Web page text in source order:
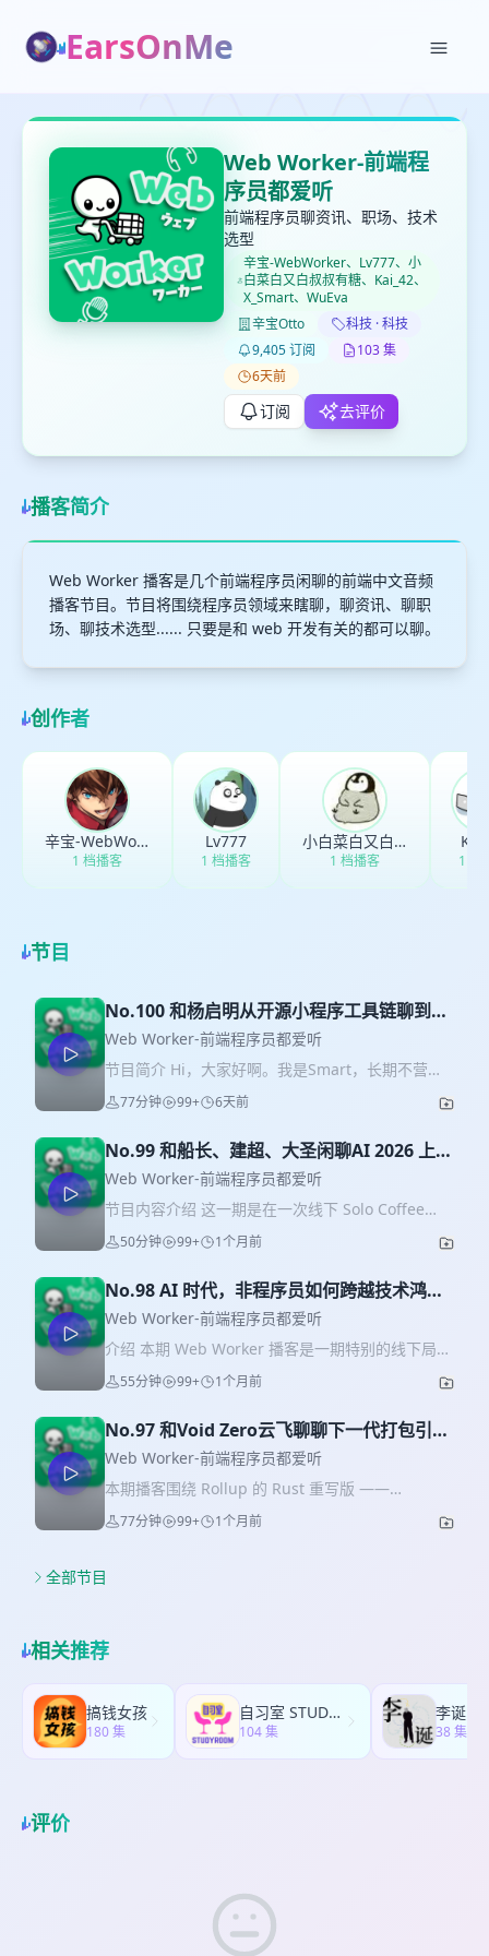
EarsOnMe
Web Worker-前端程
序员都爱听
前端程序员聊资讯、职场、技术
选型
辛宝-WebWorker、Lv777、小
白菜白又白叔叔有糖、Kai_42、
X_Smart、WuEva
辛宝Otto
科技 · 科技
9,405 订阅
103 集
6天前
订阅 去评价
播客简介
Web Worker 播客是几个前端程序员闲聊的前端中文音频
播客节目。节目将围绕程序员领域来瞎聊，聊资讯、聊职
场、聊技术选型...... 只要是和 web 开发有关的都可以聊。
创作者
辛宝-WebWorker
1 档播客
Lv777
1 档播客
小白菜白又白叔叔有糖
1 档播客 1 档
节目
No.100 和杨启明从开源小程序工具链聊到
「老头们的快乐生活」
Web Worker-前端程序员都爱听
节目简介 Hi，大家好啊。我是Smart，长期不营业
请大家原谅开头的嘴瓢。在本期中我们邀请到了杨
启明大佬。我们从他的创业与开源经历聊起，讨论
如何改变跨端框架、后台系统、测试门禁和工程师
的工作方式。 节目后半段，杨启明还分享了把
Tailwind CSS 生态带进小程序的起点、对原子化样
式的理解，以及短视频账号「老头们的快乐生活」
如何把一线开发的经历做成内容。 第 100 期特殊活
会送出一本书。 时间轴 01:28 大会分享：把 AI 带
入小程序开发工具链 02:40 从实习、创业到全栈式
补齐技术栈 05:11 如何进入开源社区，早期的 C#
与 Serverless 贡献 07:25 Serverless 社区的人与项
目：孙远高、anycodes、朱峰、谢扬 14:42 从小程
序出发做多端：为什么不沿用 Web 的思路 16:39 渐
进式与零运行时：工具链可以怎样接入原生小程序
23:59 AI 让跨端开发更轻，框架还需要提供什么价
值 35:22 为什么把 Tailwind CSS 生态带进小程序
37:19 原子化 CSS 的价值：提高代码的信息密度，
也更适合人和 AI 阅读 41:11 什么是高潜人才，及
anycodes 的开源与 AI 产品经历 43:02 Serverless
号「老头们的快乐生活」 52:20 从视频生成平台到
程序员段子，内容是怎样做出来的 56:59 AI 时代的
学习：多问、多做，用实践校验结果 01:09:43 生
态、语料与 AI：为什么 React 更像一种思想
01:10:31 给初中级开发者的建议：学习能力与执行
能力 01:14:13 不给自己设限：离真实需求更近的
77分钟 99+ 6天前
No.99 和船长、建超、大圣闲聊AI 2026 上半
场 Solo Coffee Talk
Web Worker-前端程序员都爱听
节目内容介绍 这一期是在一次线下 Solo Coffee
Talk 活动之后录制的现场闲聊。几位嘉宾从活动感
受聊起，讨论了 AI 工具从程序员圈层扩散到产品经
带来的新焦虑、新机会和新商业形态。 节目里重点
聊到了几个话题： * 为什么现在大家不只关心“哪个
工具更强”，更关心 AI 能不能真实解决问题 * 国内
外 AI 产品付费习惯和商业化环境的差异 * 独立开发
者、OPC、自媒体、知识付费、AI 视频创作等路径
具和 Coding Agent。 后半段也聊到辛宝参与写 AI
工具相关书籍的经历，包括写书过程中的时间压
力、工具迭代太快带来的内容滞后，以及 MCP、
Skill、Coding Agent 这些概念为什么仍然值得持续
展开。 嘉宾介绍 辛宝 本期主持人，程序员与 AI
如何真正进入工作流，尤其是自媒体、运营、知识
关于 AI 赚钱路径、工具落地和普通人机会的观察。
建超 技术创作者与 AI Coding 深度用户，长期体验
和评测 Coding Agent、AI 编程工具和模型基础设
施。也在做模型协议转换、AI 基建和相关开源项
在削弱，大家真正关心的是这个东西到底能帮我做
什么。” * “以前大家是好奇，今年大家变得更实际
了。” * “AI 已经不是程序员的事情了，学生、产品
50分钟 99+ 1个月前
No.98 AI 时代，非程序员如何跨越技术鸿
沟？晓宇的保姆级教学实录
Web Worker-前端程序员都爱听
介绍 本期 Web Worker 播客是一期特别的线下局！
我们在 Google I/O 活动现场抓到了老朋友晓宇。作
为一名资深程序员，晓宇最近做了一件非常有意思
（Vibe Coding）课。 在教小白用 AI 写代码的过程
中，她遇到了各种令人啼笑皆非却又引人深思的挑
战：从怎么打开终端，到用“澡堂子手环”解释 API，
再到被杀毒软件拦截安装包…… 这不仅是一次消除
“知识诅咒”的保姆级教学复盘，更引发了我们关于
名备注 webworker听友即可享受折扣价 嘉宾介绍
AI 课程主理人。 时间轴 * [00:00] Web Worker 线
下局开场，老朋友晓宇分享近期尝试转型 AI 程序员
的近况 * [02:15] 为什么专门为非程序员开一门 AI
编程课？只因为朋友发出的求助信号 * [05:30] 程序
面上已经有成型的 AI 产品，为什么非程序员还要自
己学写代码做工具？ * [20:40] 面对“贩卖焦虑”和“倒
卖信息差”的质疑，如何在朋友的开解下完成心态转
55分钟 99+ 1个月前
No.97 和Void Zero云飞聊聊下一代打包引擎
Rolldown1.0
Web Worker-前端程序员都爱听
本期播客围绕 Rollup 的 Rust 重写版 ——
Rolldown 展开深度对话，邀请了 Rolldown 核心开
发者云飞 作为嘉宾。讨论从 Rolldown 是什么、为
JavaScript/TypeScript 编写的 Rollup。 * Vite 8 已
全面采用 Rolldown 替代原有构建引擎（Rollup +
esbuild），大幅提升了构建速度（快几倍至十几
倍）。 🚀 Rolldown 与 Vite 的关系 * Rolldown 现
在是 Vite 8 的底层构建引擎。 * Vite 8 引入了实验
性功能 “full-bundle mode”：开发时也走完整打包
化打包结构，提升浏览器加载性能，无需用户手动
配置。 3. 完善 Vite 的 full-bundle mode 支持，包
括实现 懒编译（lazy compilation） —— 只打包访
77分钟 99+ 1个月前
全部节目
相关推荐
搞钱女孩
180 集
自习室 STUDY ROOM
104 集
李诞
38 集
评价
打分
键盘下留人
删除确认
取消 确认删除
加入播单